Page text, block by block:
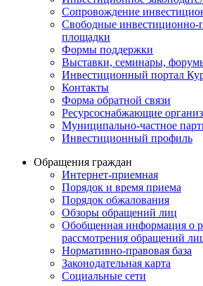
Сопровождение
Свободные инвестиционно-
площадки
Формы поддержки
Выставки, семинары,
Инвестиционный портал
Контакты
Форма обратной связи
Ресурсоснабжающие
Муниципально-частное
Инвестиционный профиль
Обращения граждан
Интернет-приемная
Порядок и время приема
Порядок обжалования
Обзоры обращений лиц
Обобщенная информация о
рассмотрения обращений
Нормативно-правовая база
Законодательная карта
Социальные сети